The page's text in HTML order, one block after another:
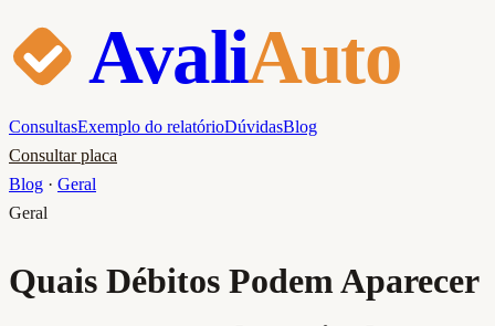
AvaliAuto
ConsultasExemplo do relatórioDúvidasBlog
Consultar placa
Blog · Geral
Geral
Quais Débitos Podem Aparecer